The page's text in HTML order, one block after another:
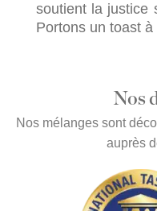
soutient la justice
Portons un toast à
Nos
Nos mélanges sont
auprès